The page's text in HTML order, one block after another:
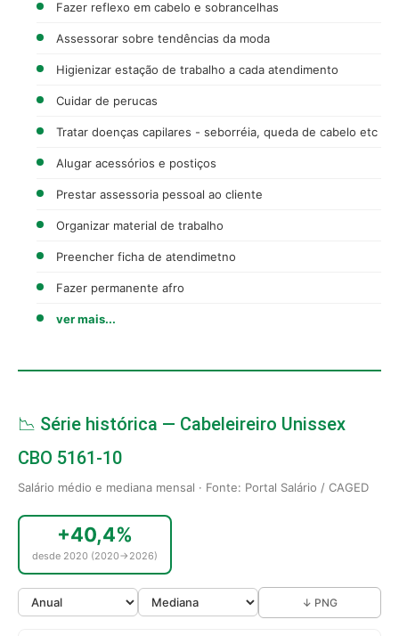
Fazer reflexo em cabelo e sobrancelhas
Assessorar sobre tendências da moda
Higienizar estação de trabalho a cada atendimento
Cuidar de perucas
Tratar doenças capilares - seborréia, queda de cabelo etc
Alugar acessórios e postiços
Prestar assessoria pessoal ao cliente
Organizar material de trabalho
Preencher ficha de atendimetno
Fazer permanente afro
ver mais...
📉 Série histórica — Cabeleireiro Unissex
CBO 5161-10
Salário médio e mediana mensal · Fonte: Portal Salário / CAGED
+40,4%
desde 2020 (2020→2026)
↓ PNG